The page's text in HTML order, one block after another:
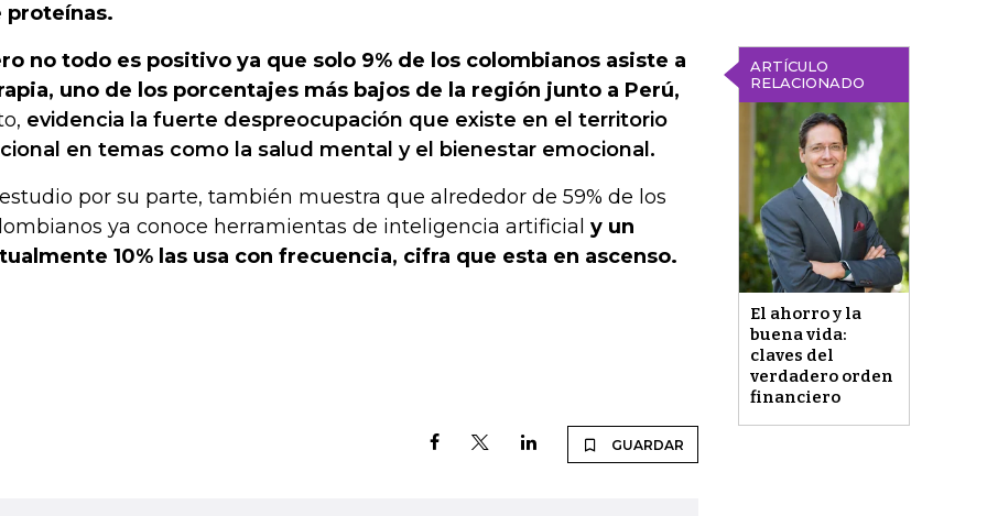
proteínas.
ARTÍCULO
RELACIONADO
El ahorro y la
buena vida:
claves del
verdadero orden
financiero
no todo es positivo ya que solo 9% de los colombianos asiste a
uno de los porcentajes más bajos de la región junto a Perú,
evidencia la fuerte despreocupación que existe en el territorio
en temas como la salud mental y el bienestar emocional.
por su parte, también muestra que alrededor de 59% de los
ya conoce herramientas de inteligencia artificial y un
10% las usa con frecuencia, cifra que esta en ascenso.
GUARDAR